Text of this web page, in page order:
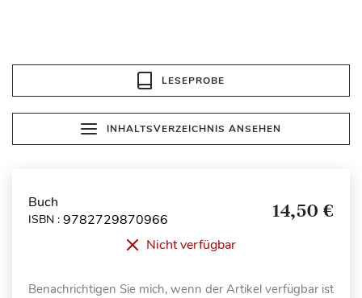
LESEPROBE
INHALTSVERZEICHNIS ANSEHEN
Buch
ISBN : 9782729870966 14,50 €
Nicht verfügbar
Benachrichtigen Sie mich, wenn der Artikel verfügbar ist